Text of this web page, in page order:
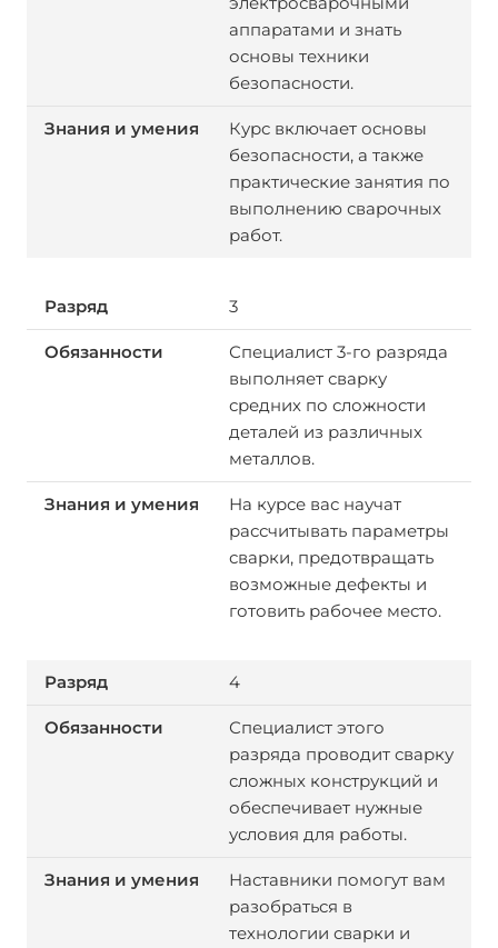
аппаратами и знать
основы техники
безопасности.
Курс включает основы
безопасности, а также
практические занятия по
выполнению сварочных
работ.
3
Специалист 3-го разряда
выполняет сварку
средних по сложности
деталей из различных
металлов.
На курсе вас научат
рассчитывать параметры
сварки, предотвращать
возможные дефекты и
готовить рабочее место.
4
Специалист этого
разряда проводит сварку
сложных конструкций и
обеспечивает нужные
условия для работы.
Наставники помогут вам
разобраться в
технологии сварки и